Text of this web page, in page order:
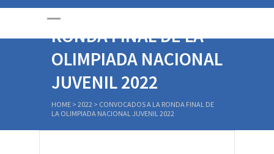
CONVOCADOS A LA
RONDA FINAL DE LA
OLIMPIADA NACIONAL
JUVENIL 2022
HOME > 2022 > CONVOCADOS A LA RONDA FINAL DE
LA OLIMPIADA NACIONAL JUVENIL 2022